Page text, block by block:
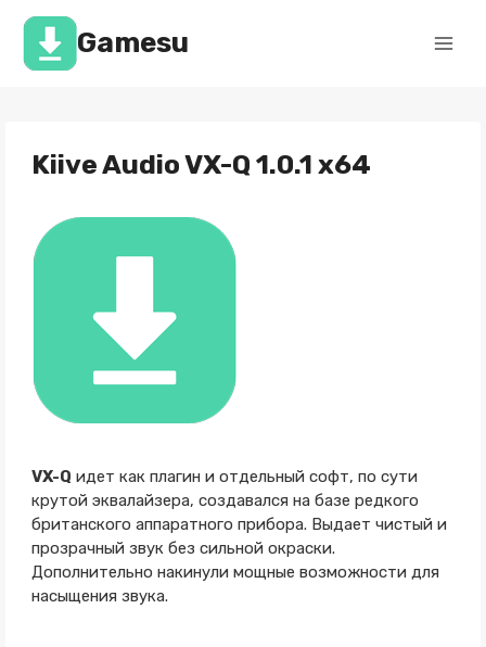
Перейти
содержимомуGamesu
Kiive Audio VX-Q 1.0.1 x64
VX-Q идет как плагин и отдельный софт, по сути
крутой эквалайзера, создавался на базе редкого
британского аппаратного прибора. Выдает чистый и
прозрачный звук без сильной окраски.
Дополнительно накинули мощные возможности для
насыщения звука.